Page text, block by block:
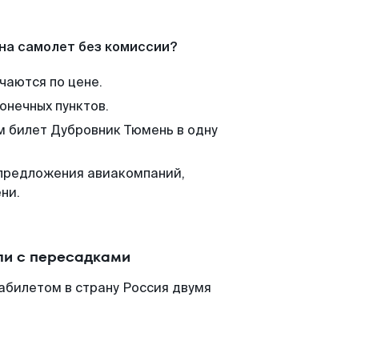
самолет без комиссии?
по цене.
пунктов.
билет Дубровник Тюмень в одну
авиакомпаний,
с пересадками
в страну Россия двумя